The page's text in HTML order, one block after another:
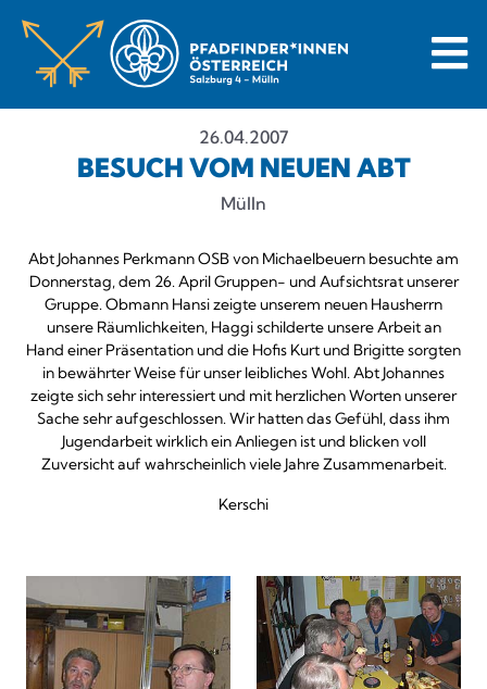
26.04.2007
BESUCH VOM NEUEN ABT
Mülln
Abt Johannes Perkmann OSB von Michaelbeuern besuchte am
Donnerstag, dem 26. April Gruppen- und Aufsichtsrat unserer
Gruppe. Obmann Hansi zeigte unserem neuen Hausherrn
unsere Räumlichkeiten, Haggi schilderte unsere Arbeit an
Hand einer Präsentation und die Hofis Kurt und Brigitte sorgten
in bewährter Weise für unser leibliches Wohl. Abt Johannes
zeigte sich sehr interessiert und mit herzlichen Worten unserer
Sache sehr aufgeschlossen. Wir hatten das Gefühl, dass ihm
Jugendarbeit wirklich ein Anliegen ist und blicken voll
Zuversicht auf wahrscheinlich viele Jahre Zusammenarbeit.
Kerschi